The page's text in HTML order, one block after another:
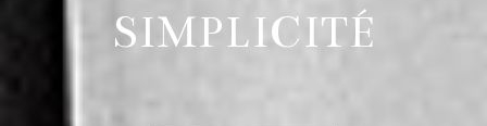
SIMPLICITÉ